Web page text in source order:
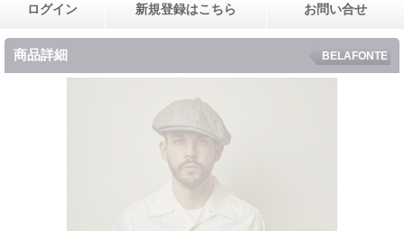
ログイン 新規登録はこちら お問い合せ
商品詳細 BELAFONTE